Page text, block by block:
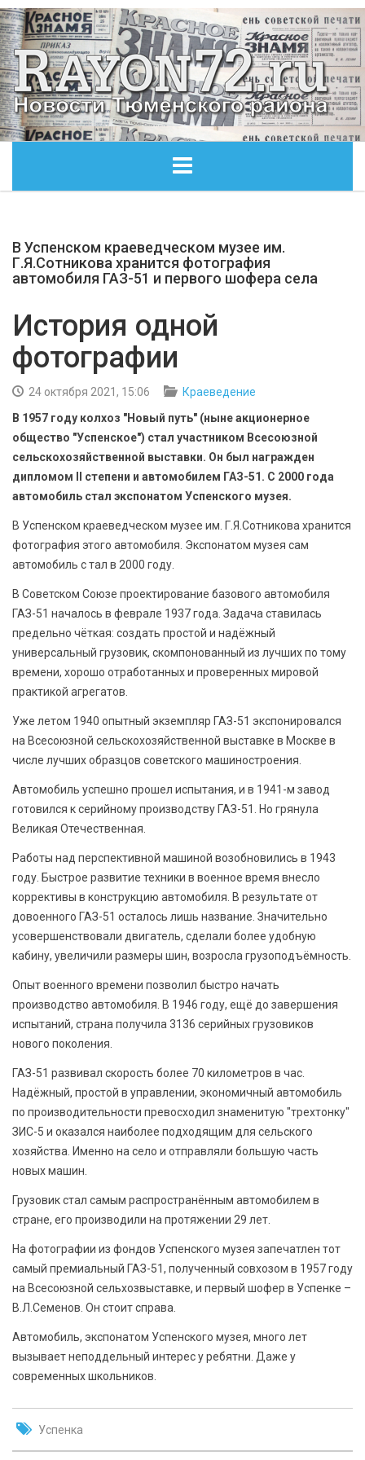
ОБЩЕСТВО
КУЛЬТУРА
БЕЗОПАСНОСТЬ
СПОРТ
АРХИВ PDF
В Успенском краеведческом музее им.
Г.Я.Сотникова хранится фотография
автомобиля ГАЗ-51 и первого шофера села
История одной
фотографии
24 октября 2021, 15:06
Краеведение
В 1957 году колхоз "Новый путь" (ныне акционерное
общество "Успенское") стал участником Всесоюзной
сельскохозяйственной выставки. Он был награжден
дипломом II степени и автомобилем ГАЗ-51. С 2000 года
автомобиль стал экспонатом Успенского музея.
В Успенском краеведческом музее им. Г.Я.Сотникова хранится
фотография этого автомобиля. Экспонатом музея сам
автомобиль с тал в 2000 году.
В Советском Союзе проектирование базового автомобиля
ГАЗ-51 началось в феврале 1937 года. Задача ставилась
предельно чёткая: создать простой и надёжный
универсальный грузовик, скомпонованный из лучших по тому
времени, хорошо отработанных и проверенных мировой
практикой агрегатов.
Уже летом 1940 опытный экземпляр ГАЗ-51 экспонировался
на Всесоюзной сельскохозяйственной выставке в Москве в
числе лучших образцов советского машиностроения.
Автомобиль успешно прошел испытания, и в 1941-м завод
готовился к серийному производству ГАЗ-51. Но грянула
Великая Отечественная.
Работы над перспективной машиной возобновились в 1943
году. Быстрое развитие техники в военное время внесло
коррективы в конструкцию автомобиля. В результате от
довоенного ГАЗ-51 осталось лишь название. Значительно
усовершенствовали двигатель, сделали более удобную
кабину, увеличили размеры шин, возросла грузоподъёмность.
Опыт военного времени позволил быстро начать
производство автомобиля. В 1946 году, ещё до завершения
испытаний, страна получила 3136 серийных грузовиков
нового поколения.
ГАЗ-51 развивал скорость более 70 километров в час.
Надёжный, простой в управлении, экономичный автомобиль
по производительности превосходил знаменитую "трехтонку"
ЗИС-5 и оказался наиболее подходящим для сельского
хозяйства. Именно на село и отправляли большую часть
новых машин.
Грузовик стал самым распространённым автомобилем в
стране, его производили на протяжении 29 лет.
На фотографии из фондов Успенского музея запечатлен тот
самый премиальный ГАЗ-51, полученный совхозом в 1957 году
на Всесоюзной сельхозвыставке, и первый шофер в Успенке –
В.Л.Семенов. Он стоит справа.
Автомобиль, экспонатом Успенского музея, много лет
вызывает неподдельный интерес у ребятни. Даже у
современных школьников.
Успенка